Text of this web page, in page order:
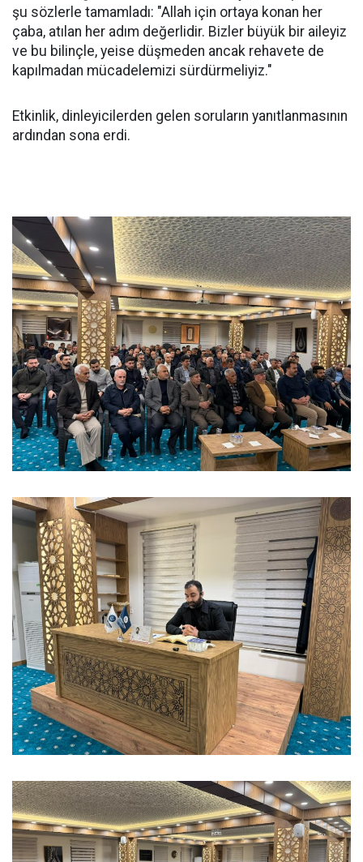
şu sözlerle tamamladı: "Allah için ortaya konan her
çaba, atılan her adım değerlidir. Bizler büyük bir aileyiz
ve bu bilinçle, yeise düşmeden ancak rehavete de
kapılmadan mücadelemizi sürdürmeliyiz."
Etkinlik, dinleyicilerden gelen soruların yanıtlanmasının
ardından sona erdi.